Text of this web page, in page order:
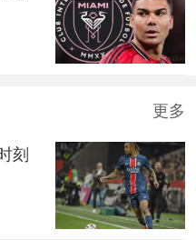
更多
刻